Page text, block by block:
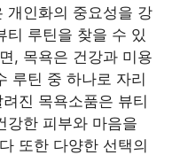
개인화의 중요성을 강
티 루틴을 찾을 수 있
, 목욕은 건강과 미용
루틴 중 하나로 자리
진 목욕소품은 뷰티
강한 피부와 마음을
또한 다양한 선택의